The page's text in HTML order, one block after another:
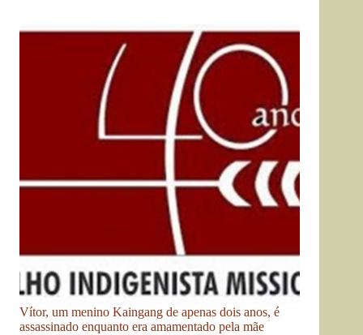
Vítor, um menino Kaingang de apenas dois anos, é
assassinado enquanto era amamentado pela mãe